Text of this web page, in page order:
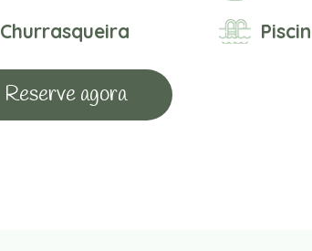
Churrasqueira
Reserve agora